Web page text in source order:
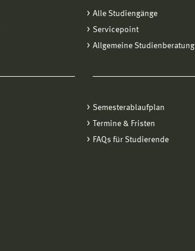
Alle Studiengänge
Servicepoint
Allgemeine Studienberatung
Semesterablaufplan
Termine & Fristen
FAQs für Studierende